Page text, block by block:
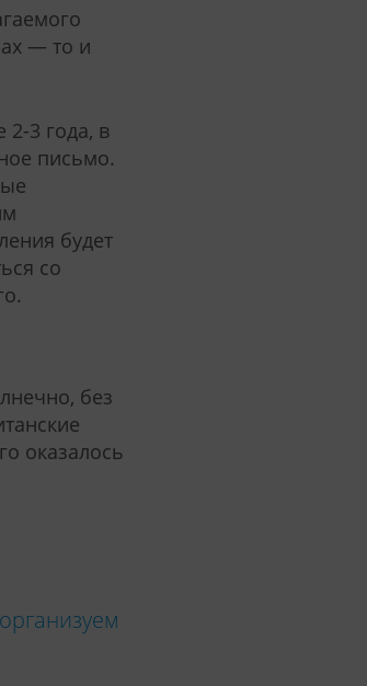
— то и
2-3 года, в
письмо.
будет
со
без
оказалось